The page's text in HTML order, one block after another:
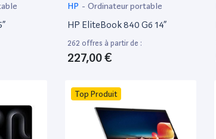
HP - Ordinateur portable
HP EliteBook 840 G6 14”
262 offres à partir de :
227,00 €
Top Produit